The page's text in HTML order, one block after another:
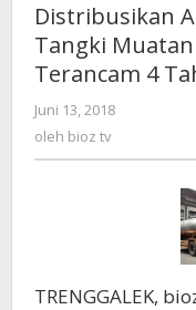
Distribusikan
Tangki
Terancam 4
Juni 13, 2018
oleh bioz tv
TRENGGALEK,